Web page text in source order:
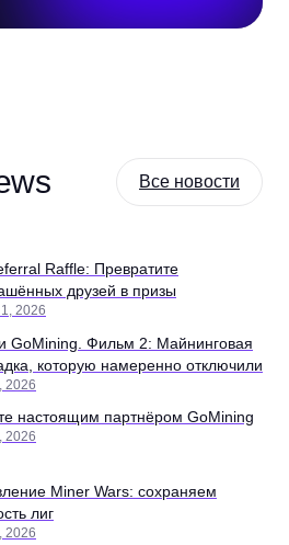
Все новости
Raffle: Превратите
друзей в призы
2026
GoMining. Фильм 2: Майнинговая
которую намеренно отключили
2026
настоящим партнёром GoMining
2026
Miner Wars: сохраняем
лиг
2026